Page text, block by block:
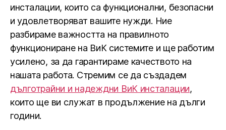
инсталации, които са функционални, безопасни
и удовлетворяват вашите нужди. Ние
разбираме важността на правилното
функциониране на ВиК системите и ще работим
усилено, за да гарантираме качеството на
нашата работа. Стремим се да създадем
дълготрайни и надеждни ВиК инсталации,
които ще ви служат в продължение на дълги
години.